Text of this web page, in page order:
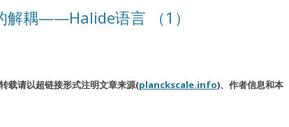
解耦——Halide语言 （1）
载请以超链接形式注明文章来源(planckscale.info)、作者信息和本